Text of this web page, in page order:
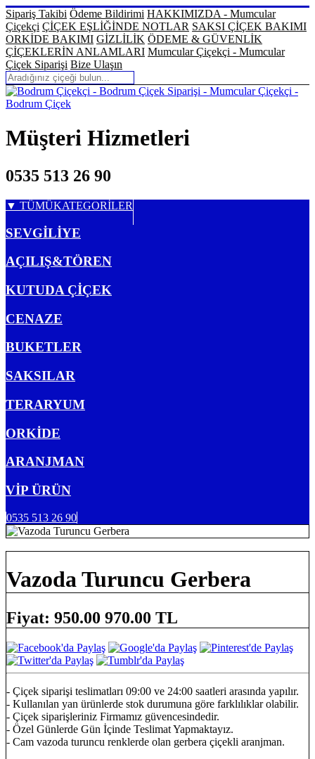
Sipariş Takibi Ödeme Bildirimi HAKKIMIZDA - Mumcular
Çiçekçi ÇİÇEK EŞLİĞİNDE NOTLAR SAKSI ÇİÇEK BAKIMI
ORKİDE BAKIMI GİZLİLİK ÖDEME & GÜVENLİK
ÇİÇEKLERİN ANLAMLARI Mumcular Çiçekçi - Mumcular
Çiçek Siparişi Bize Ulaşın
Müşteri Hizmetleri
0535 513 26 90
TÜMÜKATEGORİLER
SEVGİLİYE
AÇILIŞ&TÖREN
KUTUDA ÇİÇEK
CENAZE
BUKETLER
SAKSILAR
TERARYUM
ORKİDE
ARANJMAN
VİP ÜRÜN
0535 513 26 90
Vazoda Turuncu Gerbera
Fiyat: 950.00 970.00 TL
- Çiçek siparişi teslimatları 09:00 ve 24:00 saatleri arasında yapılır.
- Kullanılan yan ürünlerde stok durumuna göre farklılıklar olabilir.
- Çiçek siparişleriniz Firmamız güvencesindedir.
- Özel Günlerde Gün İçinde Teslimat Yapmaktayız.
- Cam vazoda turuncu renklerde olan gerbera çiçekli aranjman.